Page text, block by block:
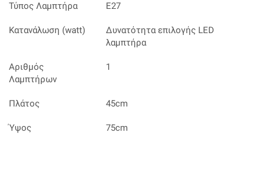
Τύπος Λαμπτήρα Ε27
Κατανάλωση (watt)
Δυνατότητα επιλογής LED
λαμπτήρα
Αριθμός
Λαμπτήρων
1
Πλάτος 45cm
Ύψος 75cm